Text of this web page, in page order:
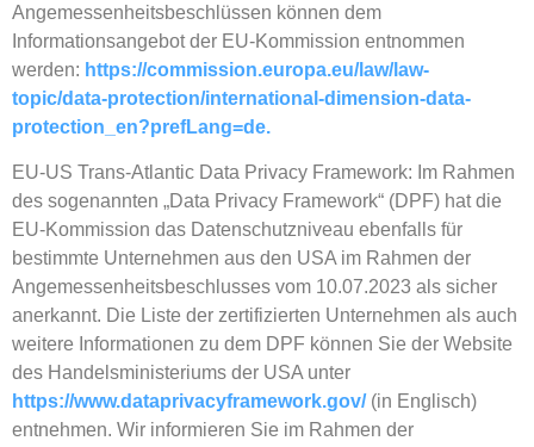
Angemessenheitsbeschlüssen können dem
Informationsangebot der EU-Kommission entnommen
werden: https://commission.europa.eu/law/law-
topic/data-protection/international-dimension-data-
protection_en?prefLang=de.
EU-US Trans-Atlantic Data Privacy Framework: Im Rahmen
des sogenannten „Data Privacy Framework“ (DPF) hat die
EU-Kommission das Datenschutzniveau ebenfalls für
bestimmte Unternehmen aus den USA im Rahmen der
Angemessenheitsbeschlusses vom 10.07.2023 als sicher
anerkannt. Die Liste der zertifizierten Unternehmen als auch
weitere Informationen zu dem DPF können Sie der Website
des Handelsministeriums der USA unter
https://www.dataprivacyframework.gov/(in Englisch)
entnehmen. Wir informieren Sie im Rahmen der